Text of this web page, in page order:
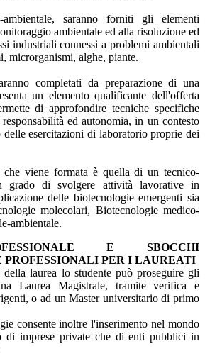
ambientale, saranno forniti gli elementi
ambientale ed alla risoluzione ed
industriali connessi a problemi ambientali
microrganismi, alghe, piante.
completati da preparazione di una
un elemento qualificante dell'offerta
di approfondire tecniche specifiche
ed autonomia, in un contesto
esercitazioni di laboratorio proprie dei
che viene formata è quella di un tecnico-
grado di svolgere attività lavorative in
delle biotecnologie emergenti sia
molecolari, Biotecnologie medico-
ambientale.
E SBOCCHI
PER I LAUREATI
laurea lo studente può proseguire gli
Laurea Magistrale, tramite verifica e
o ad un Master universitario di primo
consente inoltre l'inserimento nel mondo
di imprese private che di enti pubblici in